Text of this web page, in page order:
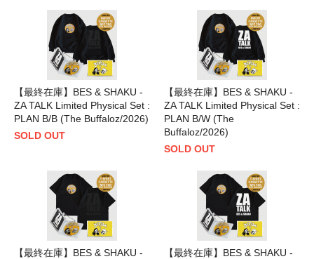
【最終在庫】BES & SHAKU -
ZA TALK Limited Physical Set :
PLAN B/B (The Buffaloz/2026)
SOLD OUT
【最終在庫】BES & SHAKU -
ZA TALK Limited Physical Set :
PLAN B/W (The
Buffaloz/2026)
SOLD OUT
【最終在庫】BES & SHAKU -
【最終在庫】BES & SHAKU -